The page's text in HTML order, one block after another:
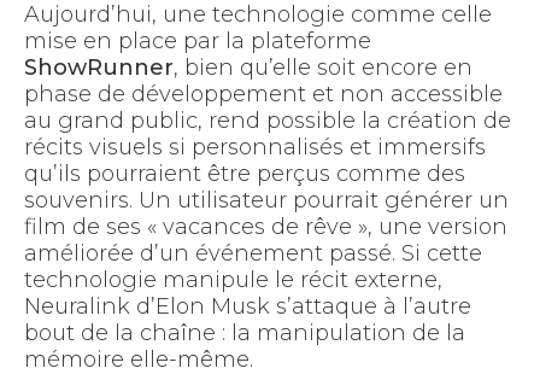
Aujourd’hui, une technologie comme celle
mise en place par la plateforme
ShowRunner, bien qu’elle soit encore en
phase de développement et non accessible
au grand public, rend possible la création de
récits visuels si personnalisés et immersifs
qu’ils pourraient être perçus comme des
souvenirs. Un utilisateur pourrait générer un
film de ses « vacances de rêve », une version
améliorée d’un événement passé. Si cette
technologie manipule le récit externe,
Neuralink d’Elon Musk s’attaque à l’autre
bout de la chaîne : la manipulation de la
mémoire elle-même.